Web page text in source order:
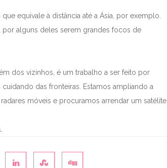
equivale à distância até a Ásia, por exemplo.
por alguns deles serem grandes focos de
dos vizinhos, é um trabalho a ser feito por
das fronteiras. Estamos ampliando a
móveis e procuramos arrendar um satélite